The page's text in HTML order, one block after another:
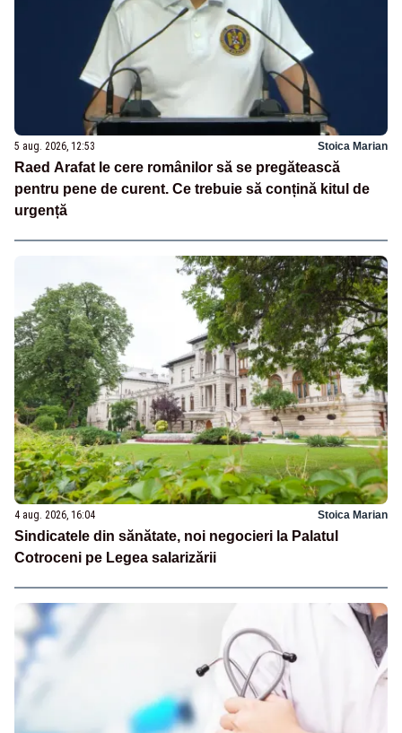
5 aug. 2026, 12:53 Stoica Marian
Raed Arafat le cere românilor să se pregătească
pentru pene de curent. Ce trebuie să conțină kitul de
urgență
4 aug. 2026, 16:04 Stoica Marian
Sindicatele din sănătate, noi negocieri la Palatul
Cotroceni pe Legea salarizării